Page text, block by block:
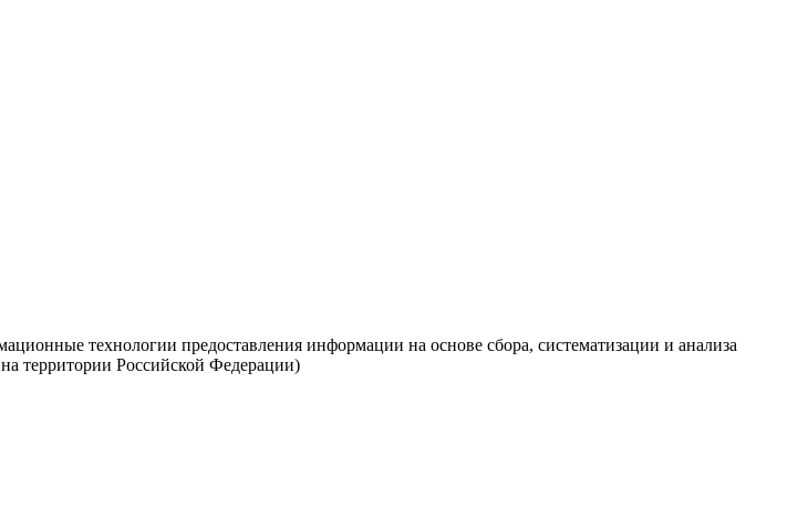
технологии предоставления информации на основе сбора, систематизации и анализа
территории Российской Федерации)